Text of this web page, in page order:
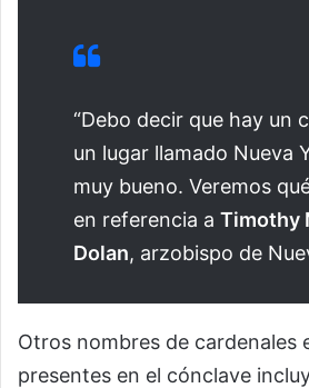
“Debo decir que hay un
un lugar llamado Nueva
muy bueno. Veremos
en referencia a Timothy
Dolan, arzobispo de
Otros nombres de cardenales
presentes en el cónclave